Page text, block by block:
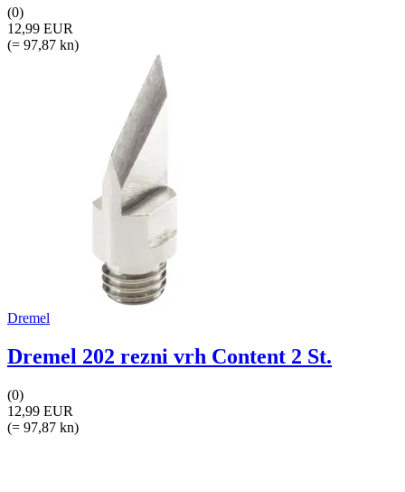
(0)
12,99 EUR
(= 97,87 kn)
Dremel
Dremel 202 rezni vrh Content 2 St.
(0)
12,99 EUR
(= 97,87 kn)